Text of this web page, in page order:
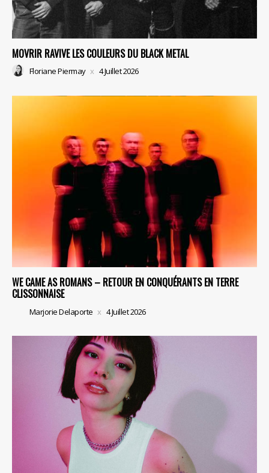
MOVRIR RAVIVE LES COULEURS DU BLACK METAL
Floriane Piermay 4 Juillet 2026
WE CAME AS ROMANS – RETOUR EN CONQUÉRANTS EN TERRE
CLISSONNAISE
Marjorie Delaporte 4 Juillet 2026